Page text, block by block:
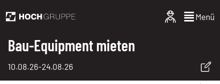
Menü
Bau-Equipment mieten
10.08.26-24.08.26